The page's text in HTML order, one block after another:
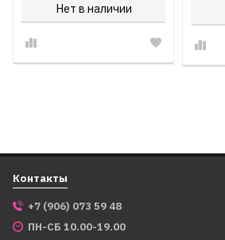
Нет в наличии
Контакты
+7 (906) 073 59 48
ПН-СБ 10.00-19.00